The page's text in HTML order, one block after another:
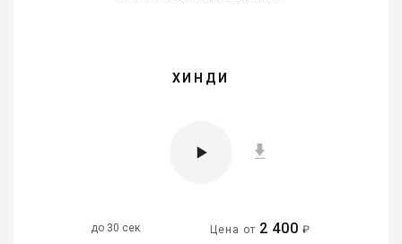
ХИНДИ
до 30 сек Цена от 2 400 ₽